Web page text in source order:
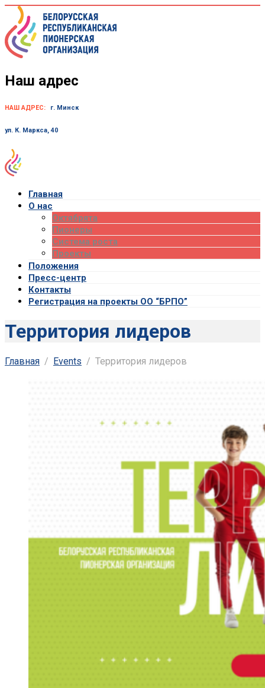
Skip
content
Наш адрес
НАШ АДРЕС: г. Минск
ул. К. Маркса, 40
Главная
О нас
Октябрята
Пионеры
Система роста
Проекты
Положения
Пресс-центр
Контакты
Регистрация на проекты ОО “БРПО”
Территория лидеров
Главная Events Территория лидеров